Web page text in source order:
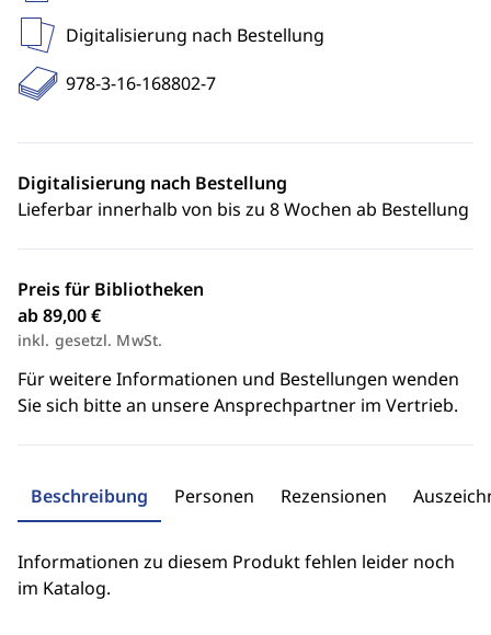
Digitalisierung nach Bestellung
978-3-16-168802-7
Digitalisierung nach Bestellung
Lieferbar innerhalb von bis zu 8 Wochen ab Bestellung
Preis für Bibliotheken
ab 89,00 €
inkl. gesetzl. MwSt.
Für weitere Informationen und Bestellungen wenden
Sie sich bitte an unsere Ansprechpartner im Vertrieb.
Beschreibung Personen Rezensionen
Informationen zu diesem Produkt fehlen leider noch
im Katalog.